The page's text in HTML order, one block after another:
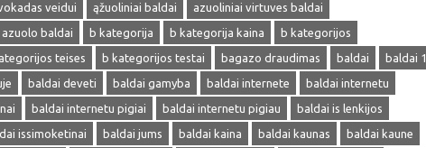
veidui ąžuoliniai baldai
azuoliniai virtuves baldai
azuolo baldai b kategorija b kategorija kaina
b kategorijos
teises b kategorijos testai bagazo draudimas baldai
baldai 1
baldai deveti baldai gamyba baldai internete
baldai internetu
baldai internetu pigiai baldai internetu pigiau
baldai is lenkijos
issimoketinai baldai jums baldai kaina baldai kaunas
baldai kaune